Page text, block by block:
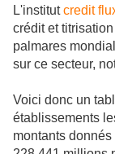
L'institutcredit
crédit et
palmares
sur ce secteur,
Voici donc un
établissements
montants